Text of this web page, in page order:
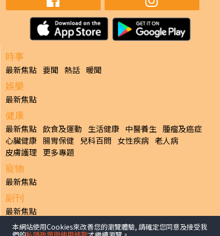
時事
最新焦點 要聞 熱話 暖聞
娛樂
最新焦點
健康
最新焦點 飲食及運動 生活健康 中醫養生 腫瘤及癌症
心臟健康 腸胃保健 兒科百問 女性疾病 老人病
皮膚護理 更多專題
寵物
最新焦點
副刊
最新焦點
日報
本網站使用Cookies來改善您的瀏覽體驗, 請確定您同意及接受我